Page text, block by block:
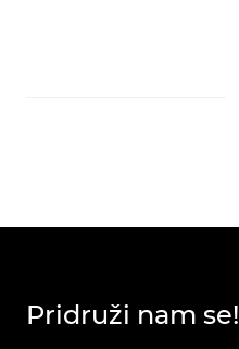
Pridruži nam se!